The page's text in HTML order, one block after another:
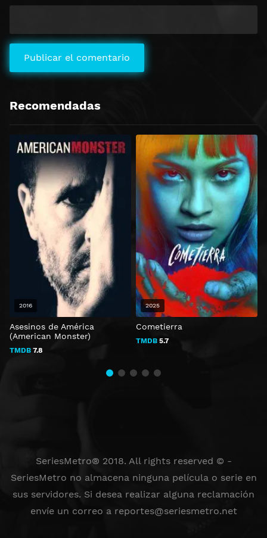
Recomendadas
Asesinos de América
(American Monster)
TMDB 7.8
2016
Cometierra
TMDB 5.7
2025
SeriesMetro® 2018. All rights reserved © -
SeriesMetro no almacena ninguna película o serie en
sus servidores. Si desea realizar alguna reclamación
envíe un correo a reportes@seriesmetro.net